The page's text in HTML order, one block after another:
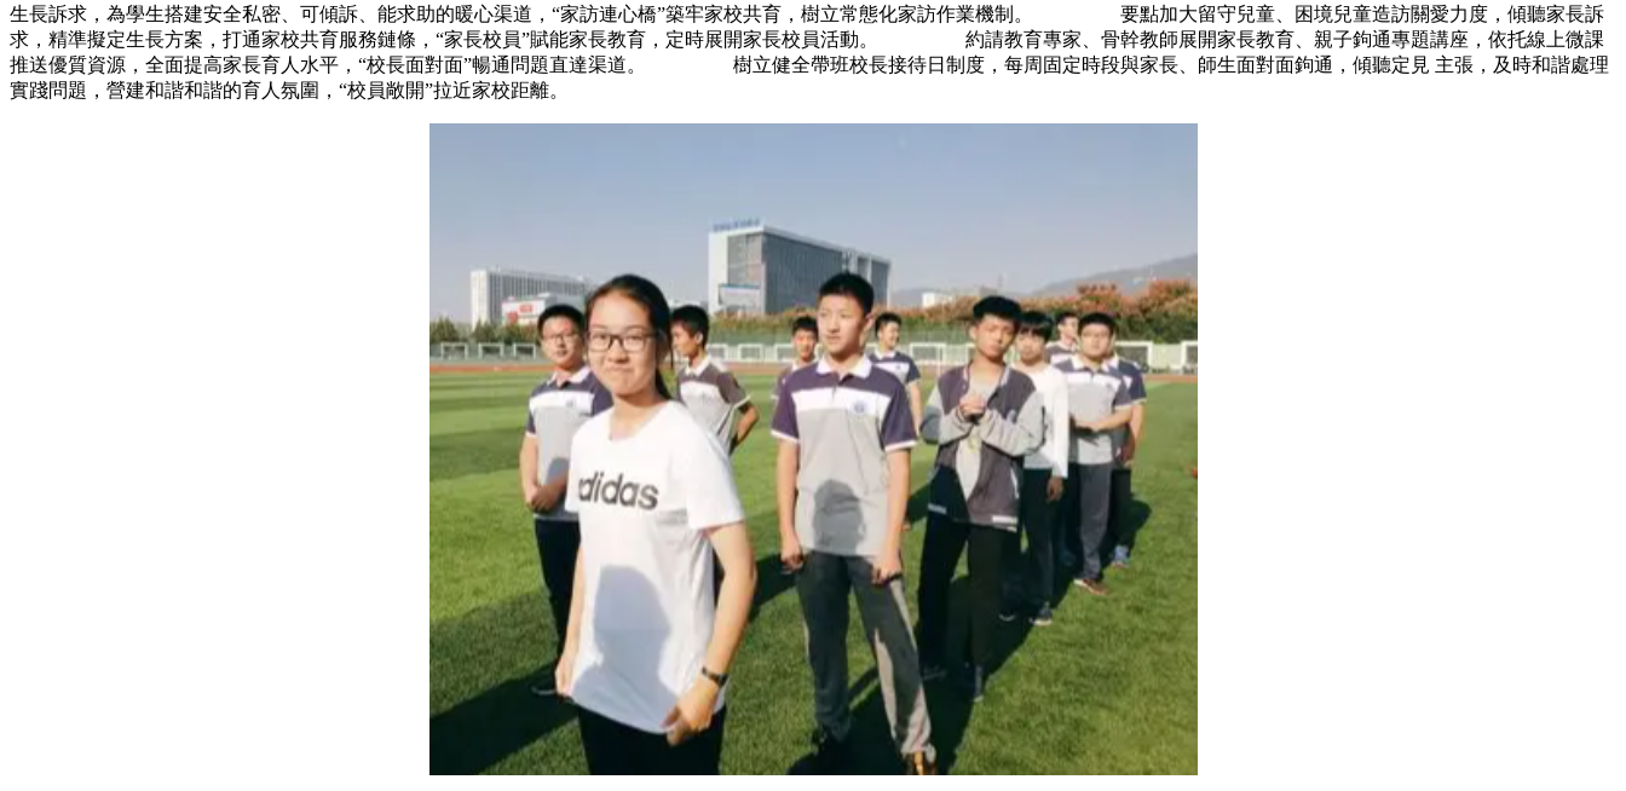
生長訴求，為學生搭建安全私密、可傾訴、能求助的暖心渠道，“家訪連心橋”築牢家校共育，樹立常態化家訪作業機制。 要點加大留守兒童、困境兒童造訪關愛力度，傾聽家長訴
求，精準擬定生長方案，打通家校共育服務鏈條，“家長校員”賦能家長教育，定時展開家長校員活動。 約請教育專家、骨幹教師展開家長教育、親子鉤通專題講座，依托線上微課
推送優質資源，全面提高家長育人水平，“校長面對面”暢通問題直達渠道。 樹立健全帶班校長接待日制度，每周固定時段與家長、師生面對面鉤通，傾聽定見 主張，及時和諧處理
實踐問題，營建和諧和諧的育人氛圍，“校員敞開”拉近家校距離。